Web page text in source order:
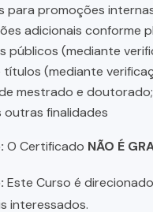
para promoções
adicionais conforme
públicos (mediante
títulos (mediante
mestrado e doutorado;
outras finalidades
O Certificado NÃO É
Este Curso é
interessados.